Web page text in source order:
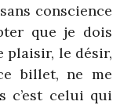
conscience
que je dois
plaisir, le désir,
billet, ne me
c’est celui qui